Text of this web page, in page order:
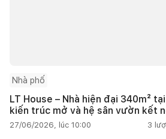
Nhà phố
LT House – Nhà hiện đại 340m²
kiến trúc mở và hệ sân vườn kết
27/06/2026, lúc 10:00 3